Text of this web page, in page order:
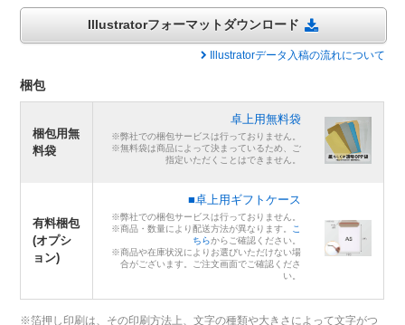
Illustratorフォーマットダウンロード
Illustratorデータ入稿の流れについて
梱包
梱包用無
料袋
卓上用無料袋
※弊社での梱包サービスは行っておりません。
※無料袋は商品によって決まっているため、ご
指定いただくことはできません。
有料梱包
(オプシ
ョン)
■卓上用ギフトケース
※弊社での梱包サービスは行っておりません。
※商品・数量により配送方法が異なります。
こ
ちらからご確認ください。
※商品や在庫状況によりお選びいただけない場
合がございます。ご注文画面でご確認くださ
い。
※箔押し印刷は、その印刷方法上、文字の種類や大きさによって文字がつ